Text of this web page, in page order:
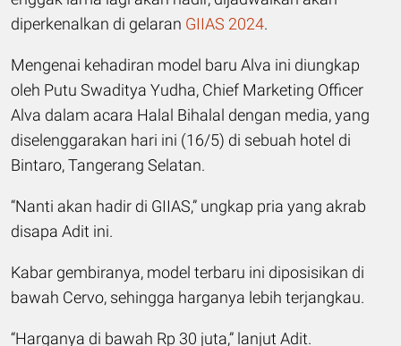
diperkenalkan di gelaran GIIAS 2024.
Mengenai kehadiran model baru Alva ini diungkap
oleh Putu Swaditya Yudha, Chief Marketing Officer
Alva dalam acara Halal Bihalal dengan media, yang
diselenggarakan hari ini (16/5) di sebuah hotel di
Bintaro, Tangerang Selatan.
“Nanti akan hadir di GIIAS,” ungkap pria yang akrab
disapa Adit ini.
Kabar gembiranya, model terbaru ini diposisikan di
bawah Cervo, sehingga harganya lebih terjangkau.
“Harganya di bawah Rp 30 juta,” lanjut Adit.